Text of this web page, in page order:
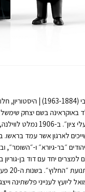
יצחק בן-צבי (1963-
באוקראינה בשם יצחק
אגודת ״פועלי
למצרים יחד עם דוד בן-גוריון
ליועץ לענייני פלשתינה